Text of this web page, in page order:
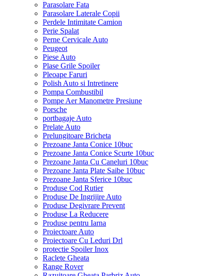
Parasolare Fata
Parasolare Laterale Copii
Perdele Intimitate Camion
Perie Spalat
Perne Cervicale Auto
Peugeot
Piese Auto
Plase Grile Spoiler
Pleoape Faruri
Polish Auto si Intretinere
Pompa Combustibil
Pompe Aer Manometre Presiune
Porsche
portbagaje Auto
Prelate Auto
Prelungitoare Bricheta
Prezoane Janta Conice 10buc
Prezoane Janta Conice Scurte 10buc
Prezoane Janta Cu Caneluri 10buc
Prezoane Janta Plate Saibe 10buc
Prezoane Janta Sferice 10buc
Produse Cod Rutier
Produse De Ingrijire Auto
Produse Degivrare Prevent
Produse La Reducere
Produse pentru Iarna
Proiectoare Auto
Proiectoare Cu Leduri Drl
protectie Spoiler Inox
Raclete Gheata
Range Rover